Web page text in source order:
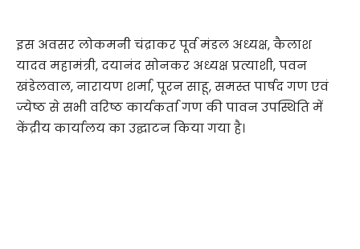
इस अवसर लोकमनी चंद्राकर पूर्व मंडल अध्यक्ष, कैलाश
यादव महामंत्री, दयानंद सोनकर अध्यक्ष प्रत्याशी, पवन
खंडेलवाल, नारायण शर्मा, पूरन साहू, समस्त पार्षद गण एवं
ज्येष्ठ से सभी वरिष्ठ कार्यकर्ता गण की पावन उपस्थिति में
केंद्रीय कार्यालय का उद्घाटन किया गया है।